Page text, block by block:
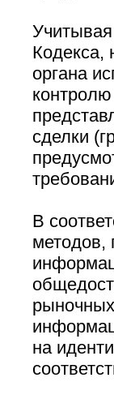
Кодекса,
органа
сделки
В
методов,
на